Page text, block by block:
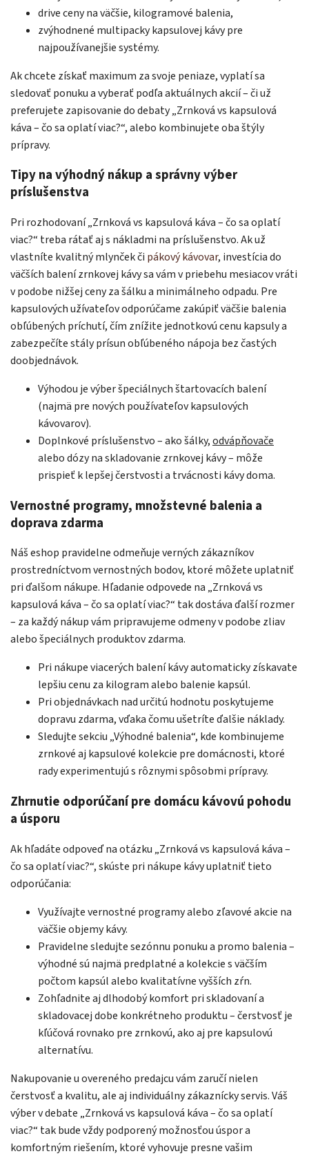
drive ceny na väčšie, kilogramové balenia,
zvýhodnené multipacky kapsulovej kávy pre
najpoužívanejšie systémy.
Ak chcete získať maximum za svoje peniaze, vyplatí sa
sledovať ponuku a vyberať podľa aktuálnych akcií – či už
preferujete zapisovanie do debaty „Zrnková vs kapsulová
káva – čo sa oplatí viac?“, alebo kombinujete oba štýly
prípravy.
Tipy na výhodný nákup a správny výber
príslušenstva
Pri rozhodovaní „Zrnková vs kapsulová káva – čo sa oplatí
viac?“ treba rátať aj s nákladmi na príslušenstvo. Ak už
vlastníte kvalitný mlynček či pákový kávovar, investícia do
väčších balení zrnkovej kávy sa vám v priebehu mesiacov vráti
v podobe nižšej ceny za šálku a minimálneho odpadu. Pre
kapsulových užívateľov odporúčame zakúpiť väčšie balenia
obľúbených príchutí, čím znížite jednotkovú cenu kapsuly a
zabezpečíte stály prísun obľúbeného nápoja bez častých
doobjednávok.
Výhodou je výber špeciálnych štartovacích balení
(najmä pre nových používateľov kapsulových
kávovarov).
Doplnkové príslušenstvo – ako šálky,odvápňovače
alebo dózy na skladovanie zrnkovej kávy – môže
prispieť k lepšej čerstvosti a trvácnosti kávy doma.
Vernostné programy, množstevné balenia a
doprava zdarma
Náš eshop pravidelne odmeňuje verných zákazníkov
prostredníctvom vernostných bodov, ktoré môžete uplatniť
pri ďalšom nákupe. Hľadanie odpovede na „Zrnková vs
kapsulová káva – čo sa oplatí viac?“ tak dostáva ďalší rozmer
– za každý nákup vám pripravujeme odmeny v podobe zliav
alebo špeciálnych produktov zdarma.
Pri nákupe viacerých balení kávy automaticky získavate
lepšiu cenu za kilogram alebo balenie kapsúl.
Pri objednávkach nad určitú hodnotu poskytujeme
dopravu zdarma, vďaka čomu ušetríte ďalšie náklady.
Sledujte sekciu „Výhodné balenia“, kde kombinujeme
zrnkové aj kapsulové kolekcie pre domácnosti, ktoré
rady experimentujú s rôznymi spôsobmi prípravy.
Zhrnutie odporúčaní pre domácu kávovú pohodu
a úsporu
Ak hľadáte odpoveď na otázku „Zrnková vs kapsulová káva –
čo sa oplatí viac?“, skúste pri nákupe kávy uplatniť tieto
odporúčania:
Využívajte vernostné programy alebo zľavové akcie na
väčšie objemy kávy.
Pravidelne sledujte sezónnu ponuku a promo balenia –
výhodné sú najmä predplatné a kolekcie s väčším
počtom kapsúl alebo kvalitatívne vyšších zŕn.
Zohľadnite aj dlhodobý komfort pri skladovaní a
skladovacej dobe konkrétneho produktu – čerstvosť je
kľúčová rovnako pre zrnkovú, ako aj pre kapsulovú
alternatívu.
Nakupovanie u overeného predajcu vám zaručí nielen
čerstvosť a kvalitu, ale aj individuálny zákaznícky servis. Váš
výber v debate „Zrnková vs kapsulová káva – čo sa oplatí
viac?“ tak bude vždy podporený možnosťou úspor a
komfortným riešením, ktoré vyhovuje presne vašim
Odoslať
Powered by chaterimo